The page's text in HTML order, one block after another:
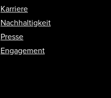
Karriere
Nachhaltigkeit
Presse
Engagement